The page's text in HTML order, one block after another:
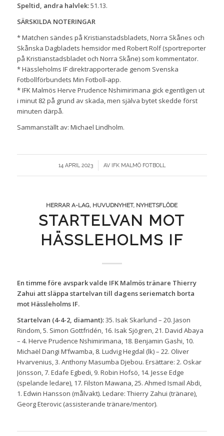
Speltid, andra halvlek:51.13.
SÄRSKILDA NOTERINGAR
* Matchen sändes på Kristianstadsbladets, Norra Skånes och
Skånska Dagbladets hemsidor med Robert Rolf (sportreporter
på Kristianstadsbladet och Norra Skåne) som kommentator.
* Hässleholms IF direktrapporterade genom Svenska
Fotbollförbundets Min Fotboll-app.
* IFK Malmös Herve Prudence Nshimirimana gick egentligen ut
i minut 82 på grund av skada, men själva bytet skedde först
minuten därpå.
Sammanställt av: Michael Lindholm.
14 APRIL 2023
/ AV IFK MALMÖ FOTBOLL
HERRAR A-LAG, HUVUDNYHET, NYHETSFLÖDE
STARTELVAN MOT
HÄSSLEHOLMS IF
En timme före avspark valde IFK Malmös tränare Thierry
Zahui att släppa startelvan till dagens seriematch borta
mot Hässleholms IF.
Startelvan (4-4-2, diamant):35. Isak Skarlund – 20. Jason
Rindom, 5. Simon Gottfridén, 16. Isak Sjögren, 21. David Abaya
– 4. Herve Prudence Nshimirimana, 18. Benjamin Gashi, 10.
Michaël Dangi M’fwamba, 8. Ludvig Hegdal (lk) – 22. Oliver
Hvarvenius, 3. Anthony Masumba Djebou. Ersättare: 2. Oskar
Jönsson, 7. Edafe Egbedi, 9. Robin Hofsö, 14. Jesse Edge
(spelande ledare), 17. Filston Mawana, 25. Ahmed Ismail Abdi,
1. Edwin Hansson (målvakt). Ledare: Thierry Zahui (tränare),
Georg Eterovic (assisterande tränare/mentor).